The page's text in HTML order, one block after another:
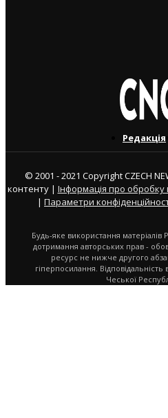
Редакція
© 2001 - 2021 Copyright CZECH
контенту | Інформація про
| Параметри
Будь-яке використання матеріалів
дотримання авторських прав -
ресурс не нижче другого
гіперпосилання. Відповідальність
Чеської